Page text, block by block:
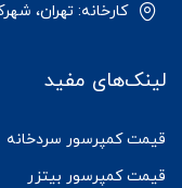
کارخانه: تهران، شهرک
لینک‌های مفید
قیمت کمپرسور سردخانه
قیمت کمپرسور بیتزر